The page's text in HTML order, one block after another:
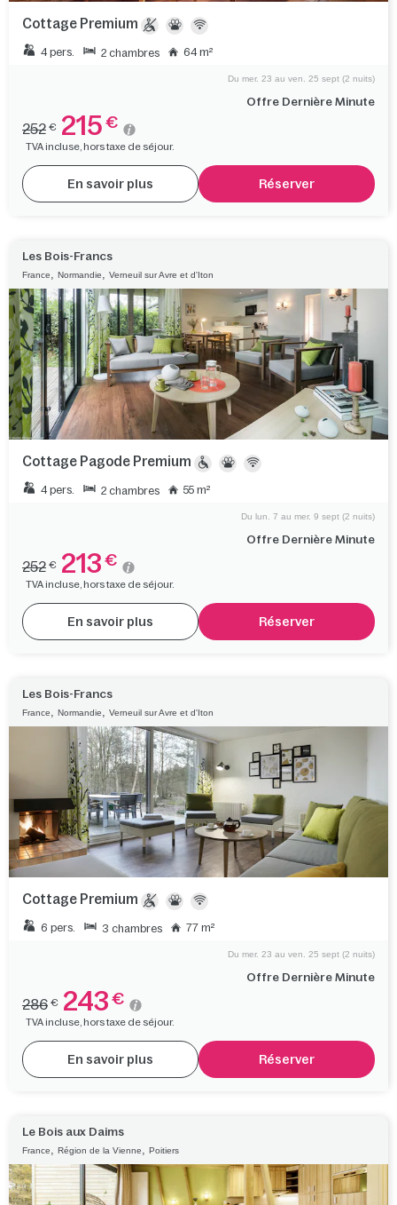
Cottage Premium
4 pers. 2 chambres 64 m²
Offre Dernière Minute
Du mer. 23 au ven. 25 sept (2 nuits)
252 € 215 €
TVA incluse, hors taxe de séjour.
En savoir plus Réserver
Les Bois-Francs
France Normandie Verneuil sur Avre et d'Iton
Cottage Pagode Premium
4 pers. 2 chambres 55 m²
Offre Dernière Minute
Du lun. 7 au mer. 9 sept (2 nuits)
252 € 213 €
TVA incluse, hors taxe de séjour.
En savoir plus Réserver
Les Bois-Francs
France Normandie Verneuil sur Avre et d'Iton
Cottage Premium
6 pers. 3 chambres 77 m²
Offre Dernière Minute
Du mer. 23 au ven. 25 sept (2 nuits)
286 € 243 €
TVA incluse, hors taxe de séjour.
En savoir plus Réserver
Le Bois aux Daims
France Région de la Vienne Poitiers